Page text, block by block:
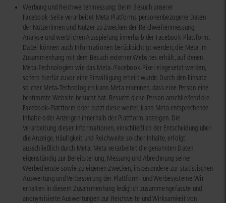
Werbung und Reichweitenmessung: Beim Besuch unserer
Facebook‑Seite verarbeitet Meta Platforms personenbezogene Daten
der Nutzerinnen und Nutzer zu Zwecken der Reichweitenmessung,
Analyse und werblichen Ausspielung innerhalb der Facebook‑Plattform.
Dabei können auch Informationen berücksichtigt werden, die Meta im
Zusammenhang mit dem Besuch externer Websites erhält, auf denen
Meta‑Technologien wie das Meta‑/Facebook‑Pixel eingesetzt werden,
sofern hierfür zuvor eine Einwilligung erteilt wurde. Durch den Einsatz
solcher Meta‑Technologien kann Meta erkennen, dass eine Person eine
bestimmte Website besucht hat. Besucht diese Person anschließend die
Facebook‑Plattform oder nutzt diese weiter, kann Meta entsprechende
Inhalte oder Anzeigen innerhalb der Plattform anzeigen. Die
Verarbeitung dieser Informationen, einschließlich der Entscheidung über
die Anzeige, Häufigkeit und Reichweite solcher Inhalte, erfolgt
ausschließlich durch Meta. Meta verarbeitet die genannten Daten
eigenständig zur Bereitstellung, Messung und Abrechnung seiner
Werbedienste sowie zu eigenen Zwecken, insbesondere zur statistischen
Auswertung und Verbesserung der Plattform‑ und Werbesysteme. Wir
erhalten in diesem Zusammenhang lediglich zusammengefasste und
anonymisierte Auswertungen zur Reichweite und Wirksamkeit von